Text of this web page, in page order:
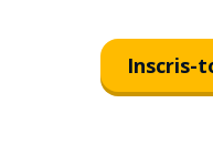
Inscris-